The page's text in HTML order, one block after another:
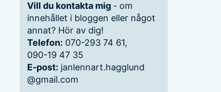
Vill du kontakta mig - om
innehållet i bloggen eller något
annat? Hör av dig!
Telefon: 070-293 74 61,
090-19 47 35
E-post: janlennart.hagglund
@gmail.com